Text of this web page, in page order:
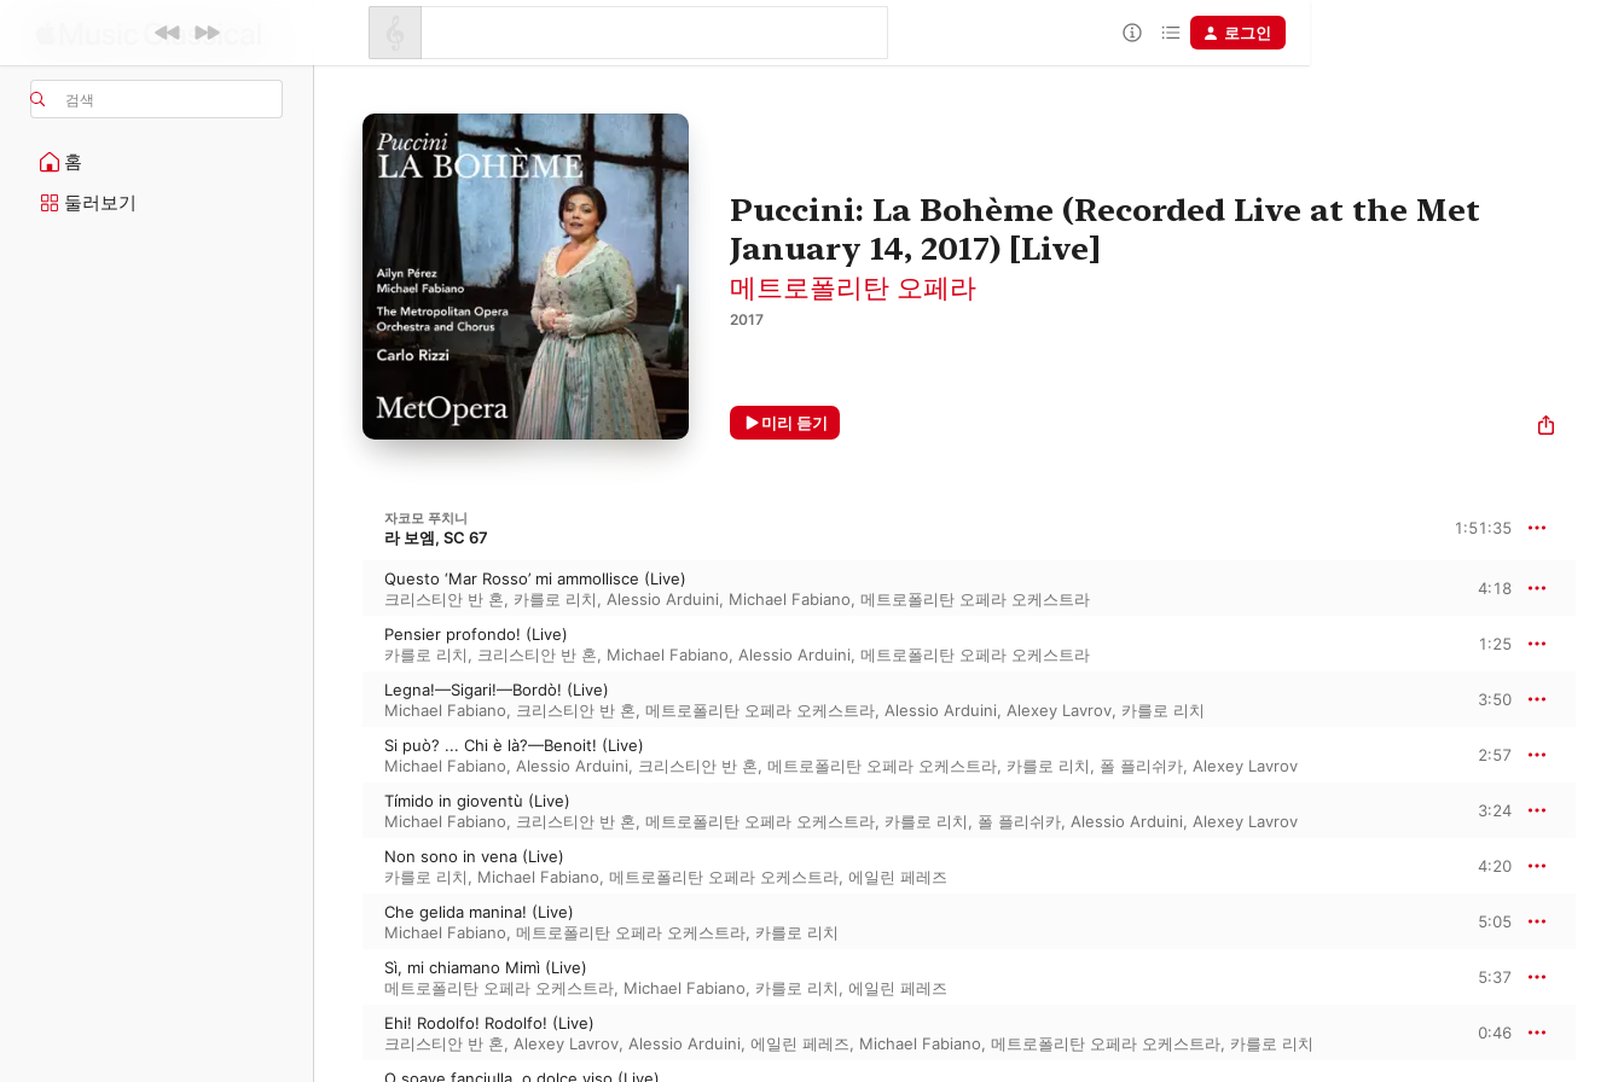
검색
홈
둘러보기
로그인
Puccini: La Bohème (Recorded Live at the Met
January 14, 2017) [Live]
메트로폴리탄 오페라
2017
미리 듣기
자코모 푸치니
라 보엠, SC 67 1:51:35
Questo ‘Mar Rosso’ mi ammollisce (Live)
크리스티안 반 혼, 카를로 리치 , Alessio Arduini, Michael Fabiano, 메트로폴리탄 오페라 오케스트라
4:18
Pensier profondo! (Live)
카를로 리치 , 크리스티안 반 혼, Michael Fabiano, Alessio Arduini, 메트로폴리탄 오페라 오케스트라
1:25
Legna!—Sigari!—Bordò! (Live)
Michael Fabiano, 크리스티안 반 혼, 메트로폴리탄 오페라 오케스트라, Alessio Arduini, Alexey Lavrov, 카를로 리치
3:50
Si può? ... Chi è là?—Benoit! (Live)
Michael Fabiano, Alessio Arduini, 크리스티안 반 혼, 메트로폴리탄 오페라 오케스트라, 카를로 리치 , 폴 플리쉬카, Alexey Lavrov
2:57
Tímido in gioventù (Live)
Michael Fabiano, 크리스티안 반 혼, 메트로폴리탄 오페라 오케스트라, 카를로 리치 , 폴 플리쉬카, Alessio Arduini, Alexey Lavrov
3:24
Non sono in vena (Live)
카를로 리치 , Michael Fabiano, 메트로폴리탄 오페라 오케스트라, 에일린 페레즈
4:20
Che gelida manina! (Live)
Michael Fabiano, 메트로폴리탄 오페라 오케스트라, 카를로 리치
5:05
Sì, mi chiamano Mimì (Live)
메트로폴리탄 오페라 오케스트라, Michael Fabiano, 카를로 리치 , 에일린 페레즈
5:37
Ehi! Rodolfo! Rodolfo! (Live)
크리스티안 반 혼, Alexey Lavrov, Alessio Arduini, 에일린 페레즈, Michael Fabiano, 메트로폴리탄 오페라 오케스트라, 카를로 리치
0:46
O soave fanciulla, o dolce viso (Live)